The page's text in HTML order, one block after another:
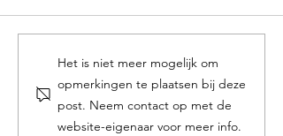
Het is niet meer mogelijk om
opmerkingen te plaatsen bij deze
post. Neem contact op met de
website-eigenaar voor meer info.